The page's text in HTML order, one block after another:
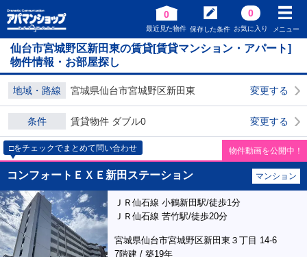
0
最近見た物件 保存した条件
0
お気に入り メニュー
仙台市宮城野区新田東の賃貸[賃貸マンション・アパート]
物件情報・お部屋探し
地域・路線 宮城県仙台市宮城野区新田東 変更する
条件 賃貸物件 ダブル0 変更する
□をチェックでまとめて問い合わせ 物件動画を公開中！
コンフォートＥＸＥ新田ステーション マンション
ＪＲ仙石線 小鶴新田駅/徒歩1分
ＪＲ仙石線 苦竹駅/徒歩20分
宮城県仙台市宮城野区新田東３丁目 14-6
7階建 / 築19年